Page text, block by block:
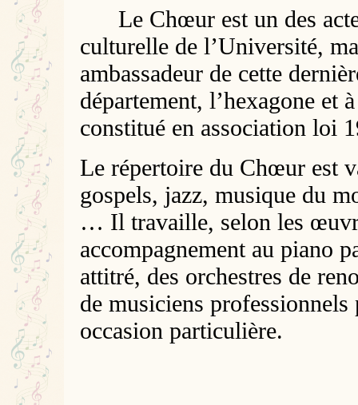
Le Chœur est un des
culturelle de l’Université,
ambassadeur de cette
département, l’hexagone et
constitué en association loi
Le répertoire du Chœur est
gospels, jazz, musique du
… Il travaille, selon les
accompagnement au piano
attitré, des orchestres de
de musiciens professionnels
occasion particulière.